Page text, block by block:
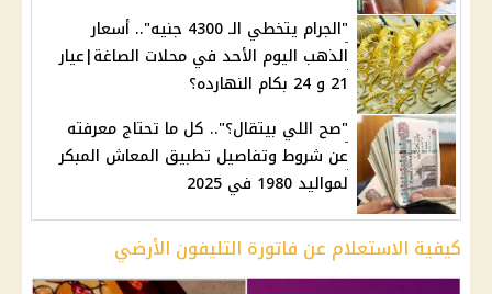
"الجرام يتخطي الـ 4300 جنيه".. أسعار
الذهب اليوم الأحد في محلات الصاغة|عيار
21 و 24 بكام النهارده؟
"صح اللي بيتقال؟".. كل ما تحتاج معرفته
عن شروط وتفاصيل تطبيق المعاش المبكر
لمواليد 1980 في 2025
كيفية الاستعلام عن فاتورة التليفون الأرضي